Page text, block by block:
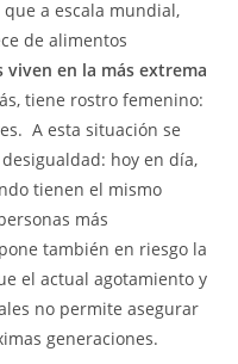
a escala mundial,
de alimentos
viven en la más extrema
tiene rostro femenino:
A esta situación se
hoy en día,
tienen el mismo
más
también en riesgo la
el actual agotamiento y
no permite asegurar
generaciones.